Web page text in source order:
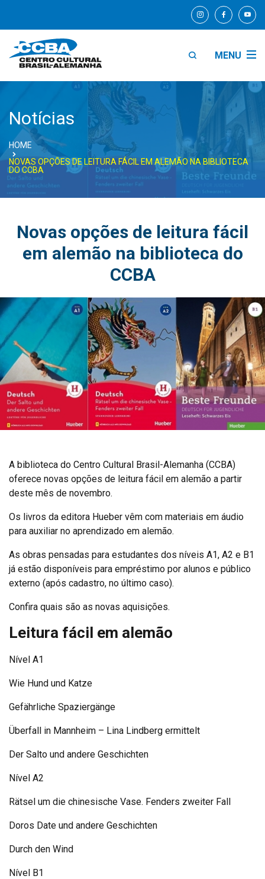
MENU
Notícias
HOME
NOVAS OPÇÕES DE LEITURA FÁCIL EM ALEMÃO NA BIBLIOTECA
DO CCBA
Novas opções de leitura fácil
em alemão na biblioteca do
CCBA
A biblioteca do Centro Cultural Brasil-Alemanha (CCBA)
oferece novas opções de leitura fácil em alemão a partir
deste mês de novembro.
Os livros da editora Hueber vêm com materiais em áudio
para auxiliar no aprendizado em alemão.
As obras pensadas para estudantes dos níveis A1, A2 e B1
já estão disponíveis para empréstimo por alunos e público
externo (após cadastro, no último caso).
Confira quais são as novas aquisições.
Leitura fácil em alemão
Nível A1
Wie Hund und Katze
Gefährliche Spaziergänge
Überfall in Mannheim – Lina Lindberg ermittelt
Der Salto und andere Geschichten
Nível A2
Rätsel um die chinesische Vase. Fenders zweiter Fall
Doros Date und andere Geschichten
Durch den Wind
Nível B1